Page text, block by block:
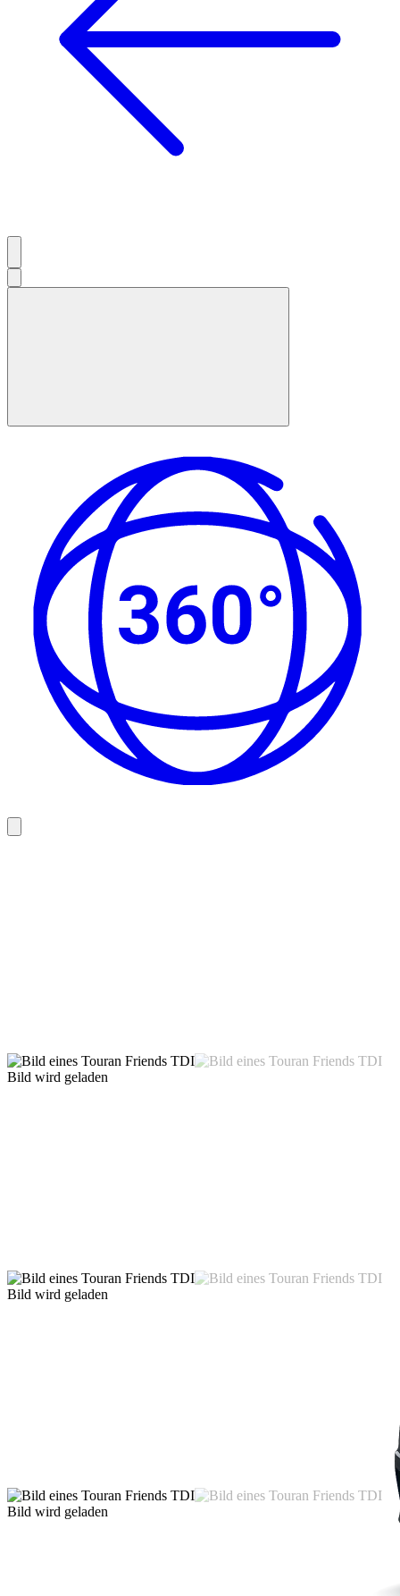
Bild wird geladen
Bild wird geladen
Bild wird geladen